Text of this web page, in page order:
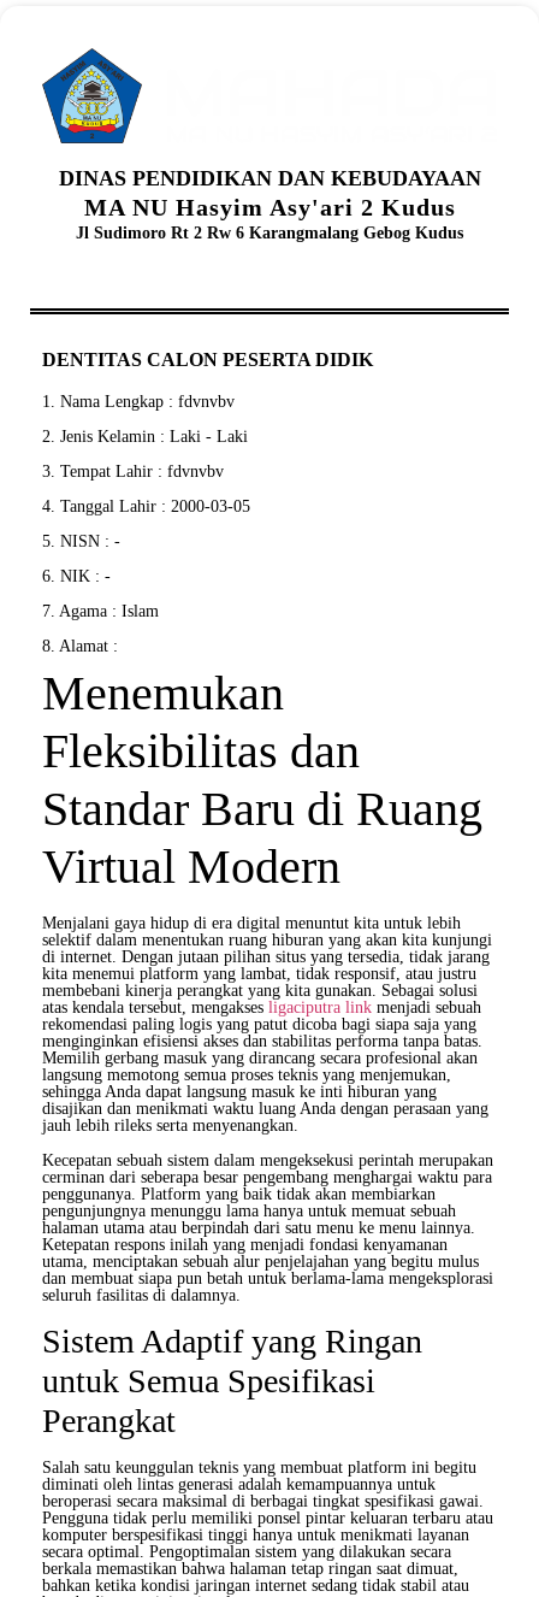
DINAS PENDIDIKAN DAN KEBUDAYAAN
MA NU Hasyim Asy'ari 2 Kudus
Jl Sudimoro Rt 2 Rw 6 Karangmalang Gebog Kudus
DENTITAS CALON PESERTA DIDIK
1. Nama Lengkap : fdvnvbv
2. Jenis Kelamin : Laki - Laki
3. Tempat Lahir : fdvnvbv
4. Tanggal Lahir : 2000-03-05
5. NISN : -
6. NIK : -
7. Agama : Islam
8. Alamat :
Menemukan
Fleksibilitas dan
Standar Baru di Ruang
Virtual Modern
Menjalani gaya hidup di era digital menuntut kita untuk lebih
selektif dalam menentukan ruang hiburan yang akan kita kunjungi
di internet. Dengan jutaan pilihan situs yang tersedia, tidak jarang
kita menemui platform yang lambat, tidak responsif, atau justru
membebani kinerja perangkat yang kita gunakan. Sebagai solusi
atas kendala tersebut, mengakses ligaciputra link menjadi sebuah
rekomendasi paling logis yang patut dicoba bagi siapa saja yang
menginginkan efisiensi akses dan stabilitas performa tanpa batas.
Memilih gerbang masuk yang dirancang secara profesional akan
langsung memotong semua proses teknis yang menjemukan,
sehingga Anda dapat langsung masuk ke inti hiburan yang
disajikan dan menikmati waktu luang Anda dengan perasaan yang
jauh lebih rileks serta menyenangkan.
Kecepatan sebuah sistem dalam mengeksekusi perintah merupakan
cerminan dari seberapa besar pengembang menghargai waktu para
penggunanya. Platform yang baik tidak akan membiarkan
pengunjungnya menunggu lama hanya untuk memuat sebuah
halaman utama atau berpindah dari satu menu ke menu lainnya.
Ketepatan respons inilah yang menjadi fondasi kenyamanan
utama, menciptakan sebuah alur penjelajahan yang begitu mulus
dan membuat siapa pun betah untuk berlama-lama mengeksplorasi
seluruh fasilitas di dalamnya.
Sistem Adaptif yang Ringan
untuk Semua Spesifikasi
Perangkat
Salah satu keunggulan teknis yang membuat platform ini begitu
diminati oleh lintas generasi adalah kemampuannya untuk
beroperasi secara maksimal di berbagai tingkat spesifikasi gawai.
Pengguna tidak perlu memiliki ponsel pintar keluaran terbaru atau
komputer berspesifikasi tinggi hanya untuk menikmati layanan
secara optimal. Pengoptimalan sistem yang dilakukan secara
berkala memastikan bahwa halaman tetap ringan saat dimuat,
bahkan ketika kondisi jaringan internet sedang tidak stabil atau